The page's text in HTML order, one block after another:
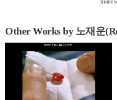
more
Other Works by 노재운